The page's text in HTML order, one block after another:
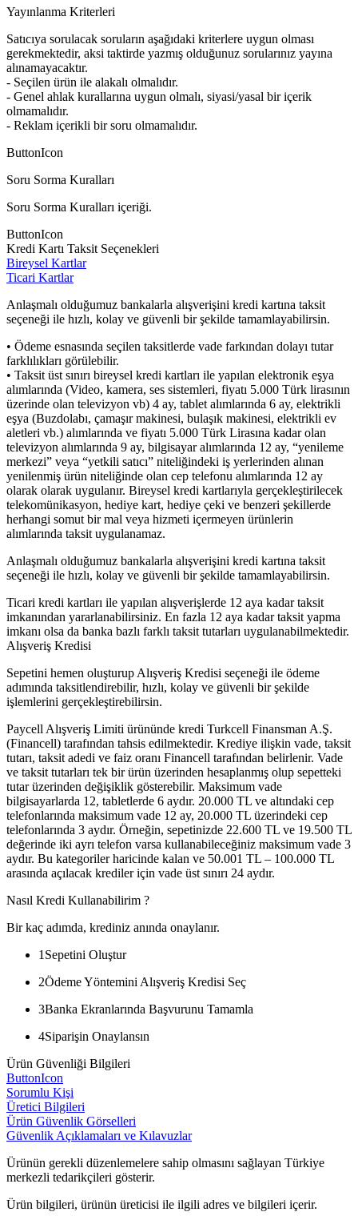
Yayınlanma Kriterleri
Satıcıya sorulacak soruların aşağıdaki kriterlere uygun olması
gerekmektedir, aksi taktirde yazmış olduğunuz sorularınız yayına
alınamayacaktır.
- Seçilen ürün ile alakalı olmalıdır.
- Genel ahlak kurallarına uygun olmalı, siyasi/yasal bir içerik
olmamalıdır.
- Reklam içerikli bir soru olmamalıdır.
ButtonIcon
Soru Sorma Kuralları
Soru Sorma Kuralları içeriği.
ButtonIcon
Kredi Kartı Taksit Seçenekleri
Bireysel Kartlar
Ticari Kartlar
Anlaşmalı olduğumuz bankalarla alışverişini kredi kartına taksit
seçeneği ile hızlı, kolay ve güvenli bir şekilde tamamlayabilirsin.
• Ödeme esnasında seçilen taksitlerde vade farkından dolayı tutar
farklılıkları görülebilir.
• Taksit üst sınırı bireysel kredi kartları ile yapılan elektronik eşya
alımlarında (Video, kamera, ses sistemleri, fiyatı 5.000 Türk lirasının
üzerinde olan televizyon vb) 4 ay, tablet alımlarında 6 ay, elektrikli
eşya (Buzdolabı, çamaşır makinesi, bulaşık makinesi, elektrikli ev
aletleri vb.) alımlarında ve fiyatı 5.000 Türk Lirasına kadar olan
televizyon alımlarında 9 ay, bilgisayar alımlarında 12 ay, “yenileme
merkezi” veya “yetkili satıcı” niteliğindeki iş yerlerinden alınan
yenilenmiş ürün niteliğinde olan cep telefonu alımlarında 12 ay
olarak olarak uygulanır. Bireysel kredi kartlarıyla gerçekleştirilecek
telekomünikasyon, hediye kart, hediye çeki ve benzeri şekillerde
herhangi somut bir mal veya hizmeti içermeyen ürünlerin
alımlarında taksit uygulanamaz.
Anlaşmalı olduğumuz bankalarla alışverişini kredi kartına taksit
seçeneği ile hızlı, kolay ve güvenli bir şekilde tamamlayabilirsin.
Ticari kredi kartları ile yapılan alışverişlerde 12 aya kadar taksit
imkanından yararlanabilirsiniz. En fazla 12 aya kadar taksit yapma
imkanı olsa da banka bazlı farklı taksit tutarları uygulanabilmektedir.
Alışveriş Kredisi
Sepetini hemen oluşturup Alışveriş Kredisi seçeneği ile ödeme
adımında taksitlendirebilir, hızlı, kolay ve güvenli bir şekilde
işlemlerini gerçekleştirebilirsin.
Paycell Alışveriş Limiti ürününde kredi Turkcell Finansman A.Ş.
(Financell) tarafından tahsis edilmektedir. Krediye ilişkin vade, taksit
tutarı, taksit adedi ve faiz oranı Financell tarafından belirlenir. Vade
ve taksit tutarları tek bir ürün üzerinden hesaplanmış olup sepetteki
tutar üzerinden değişiklik gösterebilir. Maksimum vade
bilgisayarlarda 12, tabletlerde 6 aydır. 20.000 TL ve altındaki cep
telefonlarında maksimum vade 12 ay, 20.000 TL üzerindeki cep
telefonlarında 3 aydır. Örneğin, sepetinizde 22.600 TL ve 19.500 TL
değerinde iki ayrı telefon varsa kullanabileceğiniz maksimum vade 3
aydır. Bu kategoriler haricinde kalan ve 50.001 TL – 100.000 TL
arasında açılacak krediler için vade üst sınırı 24 aydır.
Nasıl Kredi Kullanabilirim ?
Bir kaç adımda, krediniz anında onaylanır.
1 Sepetini Oluştur
2Ödeme Yöntemini Alışveriş Kredisi Seç
3Banka Ekranlarında Başvurunu Tamamla
4Siparişin Onaylansın
Ürün Güvenliği Bilgileri
ButtonIcon
Sorumlu Kişi
Üretici Bilgileri
Ürün Güvenlik Görselleri
Güvenlik Açıklamaları ve Kılavuzlar
Ürünün gerekli düzenlemelere sahip olmasını sağlayan Türkiye
merkezli tedarikçileri gösterir.
Ürün bilgileri, ürünün üreticisi ile ilgili adres ve bilgileri içerir.